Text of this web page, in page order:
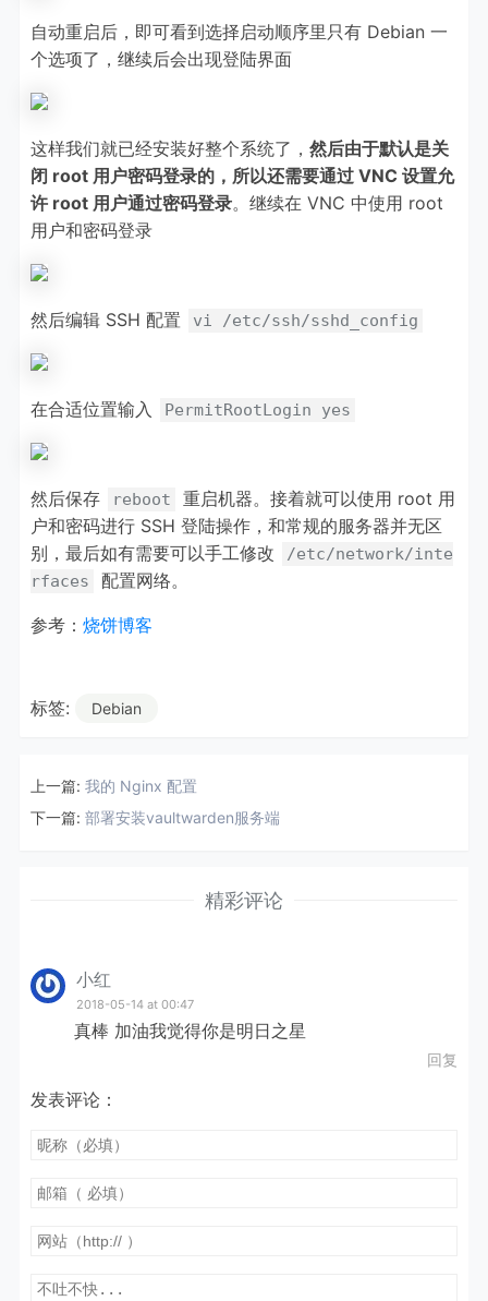
自动重启后，即可看到选择启动顺序里只有 Debian 一
个选项了，继续后会出现登陆界面
这样我们就已经安装好整个系统了， 然后由于默认是关
闭 root 用户密码登录的，所以还需要通过 VNC 设置允
许 root 用户通过密码登录。继续在 VNC 中使用 root
用户和密码登录
然后编辑 SSH 配置 vi /etc/ssh/sshd_config
在合适位置输入 PermitRootLogin yes
然后保存 reboot
重启机器。接着就可以使用 root 用
户和密码进行 SSH 登陆操作，和常规的服务器并无区
别，最后如有需要可以手工修改
/etc/network/inte
rfaces
配置网络。
参考： 烧饼博客
标签: Debian
上一篇: 我的 Nginx 配置
下一篇: 部署安装vaultwarden服务端
精彩评论
小红
2018-05-14 at 00:47
真棒 加油我觉得你是明日之星
回复
发表评论：